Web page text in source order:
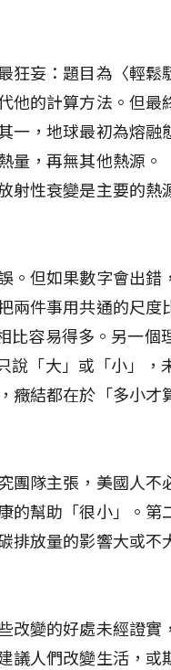
狂妄：題目為〈輕鬆
他的計算方法。但最
一，地球最初為熔融
量，再無其他熱源。
射性衰變是主要的熱
。但如果數字會出錯
兩件事用共通的尺度
比容易得多。另一個
說「大」或「小」，
癥結都在於「多小才
團隊主張，美國人不
的幫助「很小」。第
排放量的影響大或不
改變的好處未經證實
議人們改變生活，或